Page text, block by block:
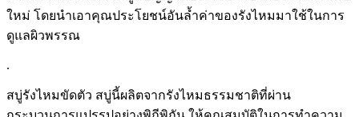
ใหม่ โดยนำเอาคุณประโยชน์อันล้ำค่าของรังไหมมาใช้ในการ
ดูแลผิวพรรณ
.
สบู่รังไหมขัดตัว สบู่นี้ผลิตจากรังไหมธรรมชาติที่ผ่าน